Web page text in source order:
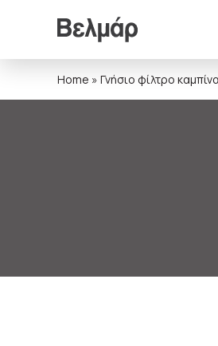
Home » Γνήσιο φίλτρο